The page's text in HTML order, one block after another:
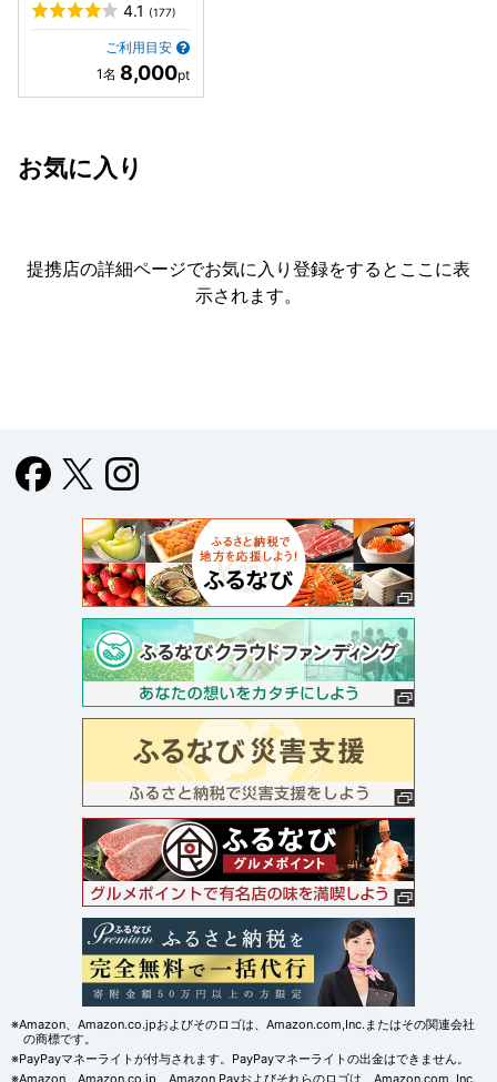
4.1 (177)
ご利用目安
8,000
お気に入り
提携店の詳細ページでお気に入り登録をすると ここに表
示されます。
※Amazon、Amazon.co.jpおよびそのロゴは、Amazon.com,Inc.またはその関連会社
の商標です。
※PayPayマネーライトが付与されます。PayPayマネーライトの出金はできません。